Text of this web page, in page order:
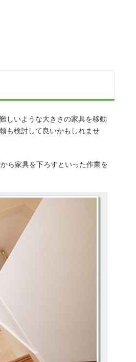
しいような大きさの家具を移動
も検討して良いかもしれませ
ら家具を下ろすといった作業を